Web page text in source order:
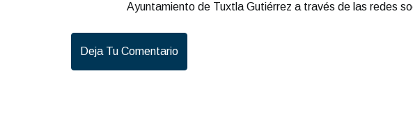
Ayuntamiento de Tuxtla Gutiérrez a través de las redes
Deja Tu Comentario